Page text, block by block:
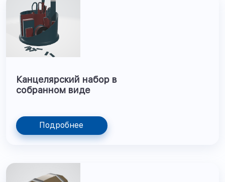
Канцелярский набор в
собранном виде
Подробнее